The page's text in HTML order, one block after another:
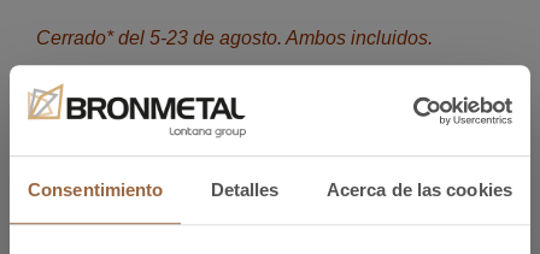
Consentimiento Detalles Acerca de las cookies
Cerrado* del 5-23 de agosto. Ambos incluidos.
MADRID,
30/agosto).
CATALUÑA, Sant Esteve Sesrovires, de 7:30 a